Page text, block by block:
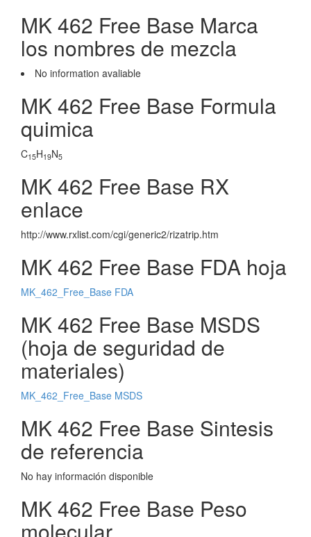
MK 462 Free Base Marca
los nombres de mezcla
No information avaliable
MK 462 Free Base Formula
quimica
C15H19N5
MK 462 Free Base RX
enlace
http://www.rxlist.com/cgi/generic2/rizatrip.htm
MK 462 Free Base FDA hoja
MK_462_Free_Base FDA
MK 462 Free Base MSDS
(hoja de seguridad de
materiales)
MK_462_Free_Base MSDS
MK 462 Free Base Sintesis
de referencia
No hay información disponible
MK 462 Free Base Peso